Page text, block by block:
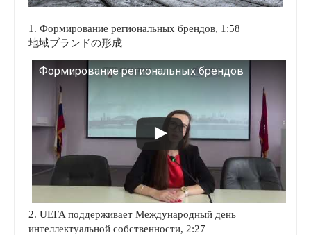
1. Формирование региональных брендов, 1:58
地域ブランドの形成
Формирование региональных брендов
2. UEFA поддерживает Международный день
интеллектуальной собственности, 2:27